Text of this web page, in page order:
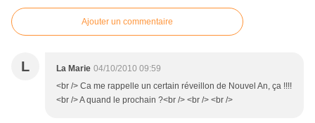
Ajouter un commentaire
L La Marie 04/10/2010 09:59
<br /> Ca me rappelle un certain réveillon de Nouvel An, ça !!!!
<br /> A quand le prochain ?<br /> <br /> <br />